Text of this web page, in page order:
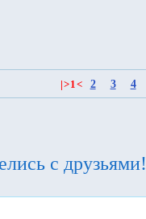
>1< 2 3 4
с друзьями!